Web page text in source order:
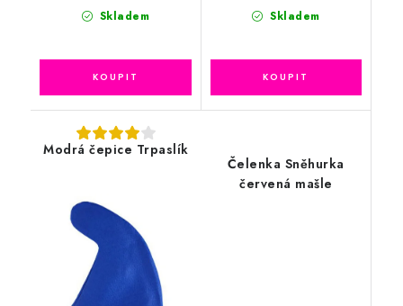
Skladem Skladem
Modrá čepice Trpaslík
Čelenka Sněhurka
červená mašle